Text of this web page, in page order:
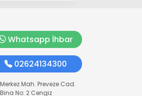
Whatsapp İhbar
02624134300
Merkez Mah. Preveze Cad.
Bina No: 2 Cengiz